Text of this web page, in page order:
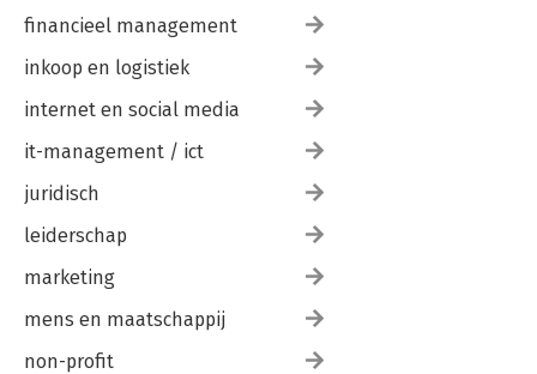
financieel management
inkoop en logistiek
internet en social media
it-management / ict
juridisch
leiderschap
marketing
mens en maatschappij
non-profit